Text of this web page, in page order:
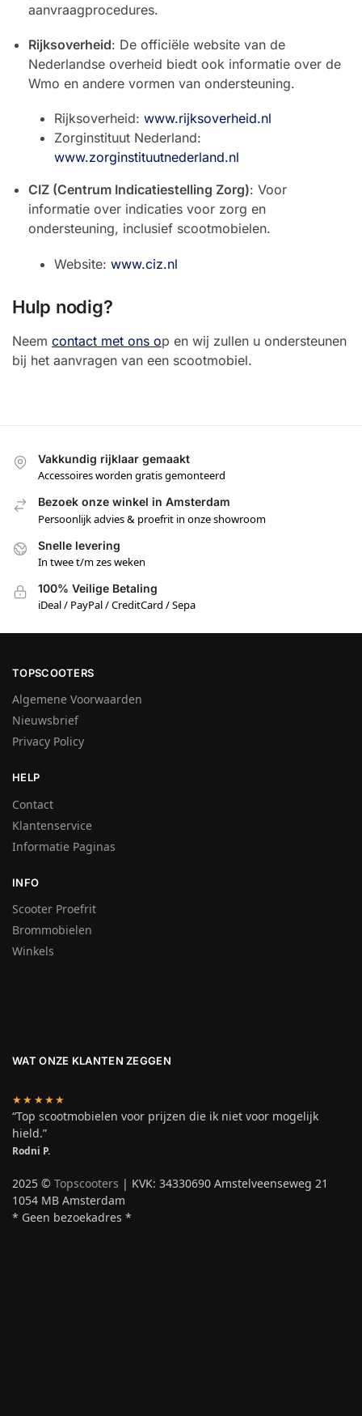
aanvraagprocedures.
Rijksoverheid: De officiële website van de
Nederlandse overheid biedt ook informatie over de
Wmo en andere vormen van ondersteuning.
Rijksoverheid: www.rijksoverheid.nl
Zorginstituut Nederland:
www.zorginstituutnederland.nl
CIZ (Centrum Indicatiestelling Zorg): Voor
informatie over indicaties voor zorg en
ondersteuning, inclusief scootmobielen.
Website: www.ciz.nl
Hulp nodig?
Neem contact met ons op en wij zullen u ondersteunen
bij het aanvragen van een scootmobiel.
Vakkundig rijklaar gemaakt
Accessoires worden gratis gemonteerd
Bezoek onze winkel in Amsterdam
Persoonlijk advies & proefrit in onze showroom
Snelle levering
In twee t/m zes weken
100% Veilige Betaling
iDeal / PayPal / CreditCard / Sepa
TOPSCOOTERS
Algemene Voorwaarden
Nieuwsbrief
Privacy Policy
HELP
Contact
Klantenservice
Informatie Paginas
INFO
Scooter Proefrit
Brommobielen
Winkels
WAT ONZE KLANTEN ZEGGEN
★★★★★
“Top scootmobielen voor prijzen die ik niet voor mogelijk
hield.”
Rodni P.
2025 © Topscooters | KVK: 34330690 Amstelveenseweg 21
1054 MB Amsterdam
* Geen bezoekadres *